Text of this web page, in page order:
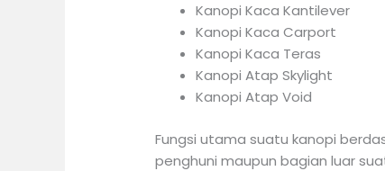
Kanopi Kaca Kantilever
Kanopi Kaca Carport
Kanopi Kaca Teras
Kanopi Atap Skylight
Kanopi Atap Void
Fungsi utama suatu kanopi
penghuni maupun bagian luar